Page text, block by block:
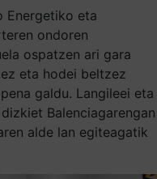
Energetiko eta
ondoren
ospatzen ari gara
eta hodei beltzez
galdu. Langileei eta
Balenciagarengan
alde lan egiteagatik